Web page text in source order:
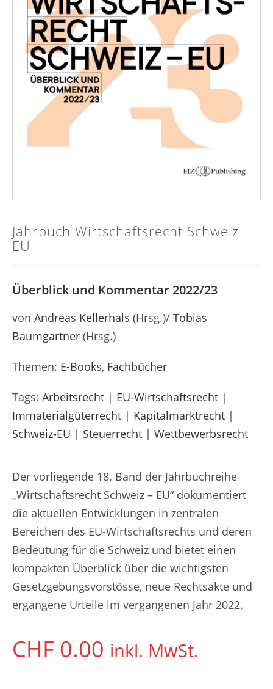
Jahrbuch Wirtschaftsrecht Schweiz –
EU
Überblick und Kommentar 2022/23
von Andreas Kellerhals (Hrsg.)/ Tobias
Baumgartner (Hrsg.)
Themen: E-Books, Fachbücher
Tags: Arbeitsrecht | EU-Wirtschaftsrecht |
Immaterialgüterrecht | Kapitalmarktrecht |
Schweiz-EU | Steuerrecht | Wettbewerbsrecht
Der vorliegende 18. Band der Jahrbuchreihe
„Wirtschaftsrecht Schweiz – EU“ dokumentiert
die aktuellen Entwicklungen in zentralen
Bereichen des EU-Wirtschaftsrechts und deren
Bedeutung für die Schweiz und bietet einen
kompakten Überblick über die wichtigsten
Gesetzgebungsvorstösse, neue Rechtsakte und
ergangene Urteile im vergangenen Jahr 2022.
CHF 0.00 inkl. MwSt.